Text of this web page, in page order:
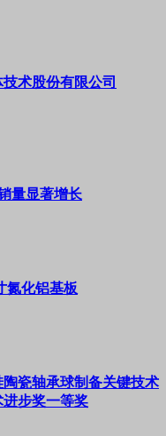
术股份有限公司
量显著增长
氮化铝基板
瓷轴承球制备关键技术
步奖一等奖